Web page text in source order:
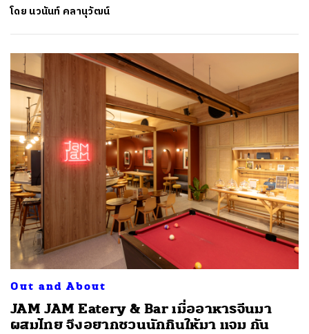
โดย นวนันท์ คลานุวัฒน์
Out and About
JAM JAM Eatery & Bar เมื่ออาหารจีนมา
ผสมไทย จึงอยากชวนนักกินให้มา แจม กัน
ค้นหา
SHARE TWEET LINE EMAIL